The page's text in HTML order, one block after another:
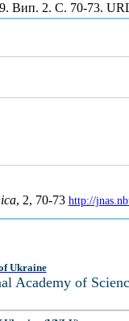
Вип. 2. С. 70-73.
, 2, 70-73 http://
Ukraine
Academy of